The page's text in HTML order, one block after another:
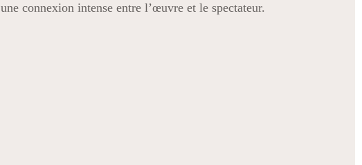
connexion intense entre l’œuvre et le spectateur.